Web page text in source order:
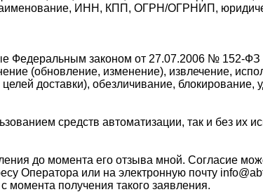
ИНН, КПП, ОГРН/ОГРНИП,
Федеральным законом от 27.07.2006 № 152-ФЗ
(обновление, изменение), извлечение,
доставки), обезличивание, блокирование,
средств автоматизации, так и без их
до момента его отзыва мной. Согласие
Оператора или на электронную почту
момента получения такого заявления.